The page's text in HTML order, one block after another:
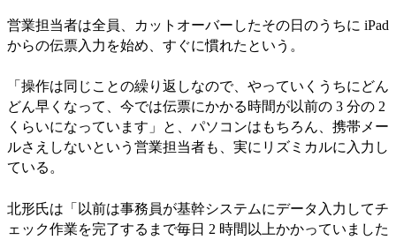
営業担当者は全員、カットオーバーしたその日のうちに iPad
からの伝票入力を始め、すぐに慣れたという。
「操作は同じことの繰り返しなので、やっていくうちにどん
どん早くなって、今では伝票にかかる時間が以前の 3 分の 2
くらいになっています」と、パソコンはもちろん、携帯メー
ルさえしないという営業担当者も、実にリズミカルに入力し
ている。
北形氏は「以前は事務員が基幹システムにデータ入力してチ
ェック作業を完了するまで毎日 2 時間以上かかっていました